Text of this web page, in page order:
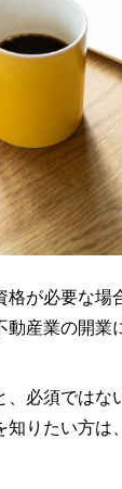
が必要な
産業の開業
必須ではな
りたい方は